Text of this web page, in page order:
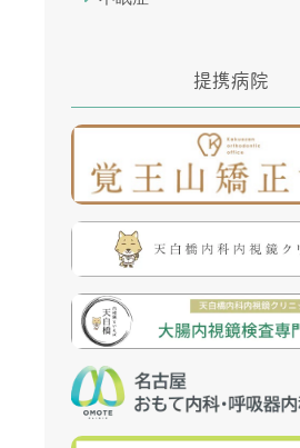
提携病院